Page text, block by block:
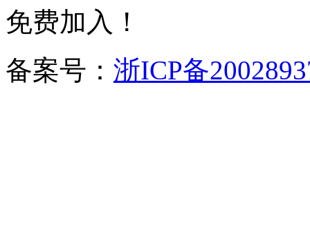
免费加入！
备案号： 浙ICP备